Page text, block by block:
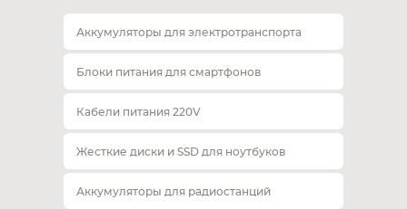
Аккумуляторы для электротранспорта
Блоки питания для смартфонов
Кабели питания 220V
Жесткие диски и SSD для ноутбуков
Аккумуляторы для радиостанций